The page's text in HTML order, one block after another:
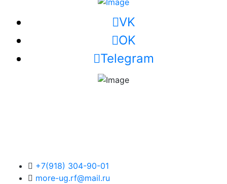
VK
OK
Telegram
+7(918) 304-90-01
more-ug.rf@mail.ru